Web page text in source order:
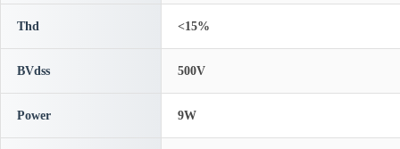
Thd <15%
BVdss 500V
Power 9W